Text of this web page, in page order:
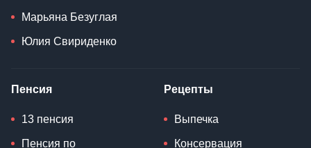
Марьяна Безуглая
Юлия Свириденко
Пенсия
13 пенсия
Пенсия по
Рецепты
Выпечка
Консервация